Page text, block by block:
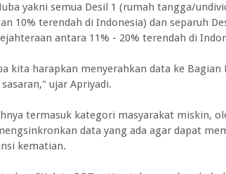
yakni semua Desil 1 (rumah tangga/
10% terendah di Indonesia) dan separuh
antara 11% - 20% terendah di
kita harapkan menyerahkan data ke Bagian
ujar Apriyadi.
termasuk kategori masyarakat miskin,
data yang ada agar dapat
kematian.